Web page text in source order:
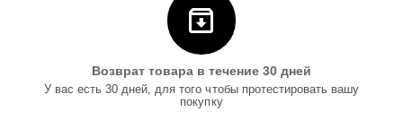
Возврат товара в течение 30 дней
У вас есть 30 дней, для того чтобы протестировать вашу
покупку